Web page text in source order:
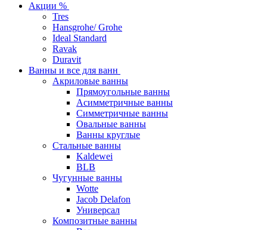
Акции %
Tres
Hansgrohe/ Grohe
Ideal Standard
Ravak
Duravit
Ванны и все для ванн
Акриловые ванны
Прямоугольные ванны
Асимметричные ванны
Симметричные ванны
Овальные ванны
Ванны круглые
Стальные ванны
Kaldewei
BLB
Чугунные ванны
Wotte
Jacob Delafon
Универсал
Композитные ванны